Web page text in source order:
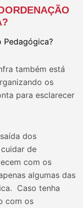
também está
os
para esclarecer
dos
de
com os
algumas das
Caso tenha
com os